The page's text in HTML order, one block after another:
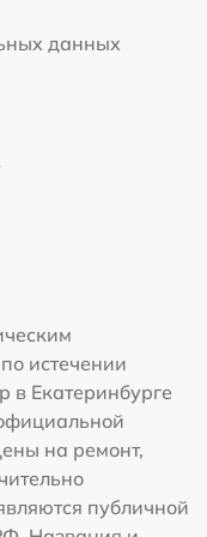
данных
истечении
в Екатеринбурге
на ремонт,
публичной